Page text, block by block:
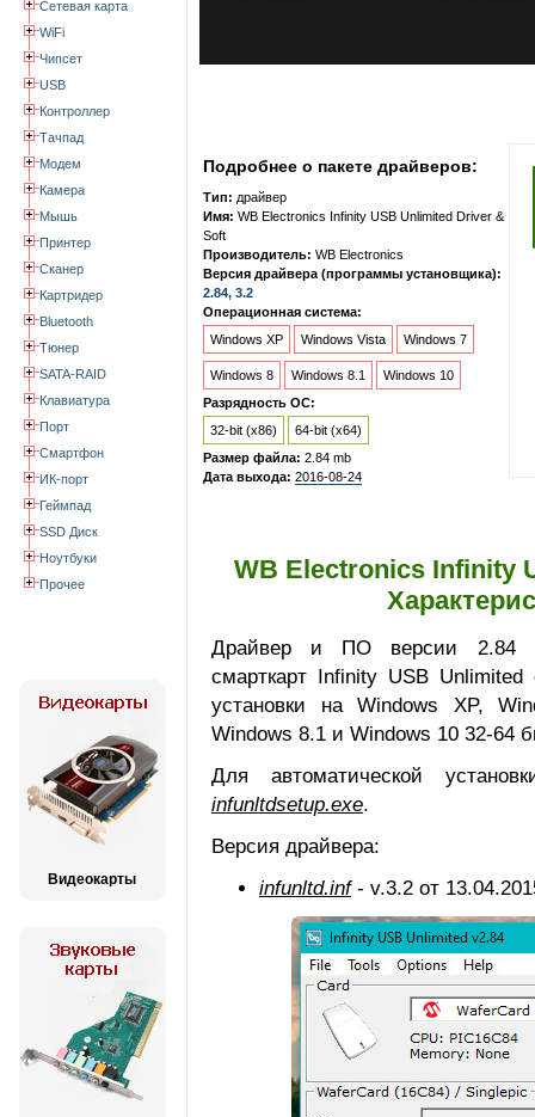
Сетевая карта
WiFi
Чипсет
USB
Контроллер
Тачпад
Модем
Камера
Мышь
Принтер
Сканер
Картридер
Bluetooth
Тюнер
SATA-RAID
Клавиатура
Порт
Смартфон
ИК-порт
Геймпад
SSD Диск
Ноутбуки
Прочее
Видеокарты
Подробнее о пакете драйверов:
Тип: драйвер
Имя: WB Electronics Infinity USB Unlimited Driver &
Soft
Производитель: WB Electronics
Версия драйвера (программы установщика):
2.84, 3.2
Операционная система:
Windows XP
Windows Vista Windows 7
Windows 8 Windows 8.1
Windows 10
Разрядность ОС:
32-bit (x86)
64-bit (x64)
Размер файла: 2.84 mb
Дата выхода: 2016-08-24
WB Electronics Infinity
Драйвер и ПО версии 2.84
смарткарт Infinity USB
установки на Windows XP,
Windows 8.1 и Windows 10 32-64
Для автоматической
infunltdsetup.exe.
Версия драйвера:
infunltd.inf- v.3.2 от